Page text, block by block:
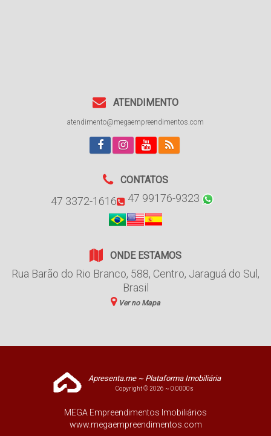
ATENDIMENTO
atendimento@megaempreendimentos.com
CONTATOS
47 3372-1616 47 99176-9323
ONDE ESTAMOS
Rua Barão do Rio Branco, 588, Centro, Jaraguá do Sul ,
Brasil
Ver no Mapa
Apresenta.me ~ Plataforma Imobiliária
Copyright © 2026 ~ 0.0000s
MEGA Empreendimentos Imobiliários
www.megaempreendimentos.com